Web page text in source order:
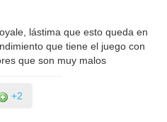
lástima que esto queda en
que tiene el juego con
que son muy malos
+2